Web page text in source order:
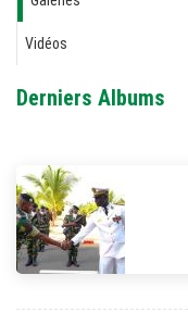
Vidéos
Derniers Albums